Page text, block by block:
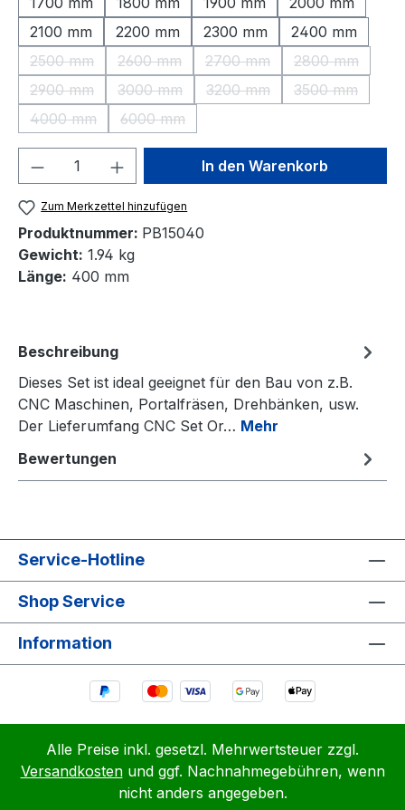
2100 mm
2200 mm 2300 mm
2400 mm
2500 mm
(Diese Option ist zurzeit nicht verfügbar.)
2600 mm
(Diese Option ist zurzeit nicht verfügbar.)
2700 mm
(Diese Option ist zurzeit
2800 mm
(Diese
2900 mm
(Diese Option ist zurzeit nicht verfügbar.)
3000 mm
(Diese Option ist zurzeit nicht verfügbar.)
3200 mm
(Diese Option ist zurzeit
3500 mm
(Diese
4000 mm
(Diese Option ist zurzeit nicht verfügbar.)
6000 mm
(Diese Option ist zurzeit nicht verfügbar.)
Produkt Anzahl: Gib denIn den Warenkorb
Zum Merkzettel hinzufügen
Produktnummer: PB15040
Gewicht: 1.94 kg
Länge: 400 mm
Beschreibung
Dieses Set ist ideal geeignet für den Bau von z.B.
CNC Maschinen, Portalfräsen, Drehbänken, usw.
Der Lieferumfang CNC Set Or… Mehr
Bewertungen
Service-Hotline
Shop Service
Information
Alle Preise inkl. gesetzl. Mehrwertsteuer zzgl.
Versandkostenund ggf. Nachnahmegebühren, wenn
nicht anders angegeben.